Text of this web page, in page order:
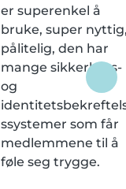
er superenkel å
bruke, super
pålitelig, den har
mange sikkerhets-
og
ssystemer som får
medlemmene til å
føle seg trygge.